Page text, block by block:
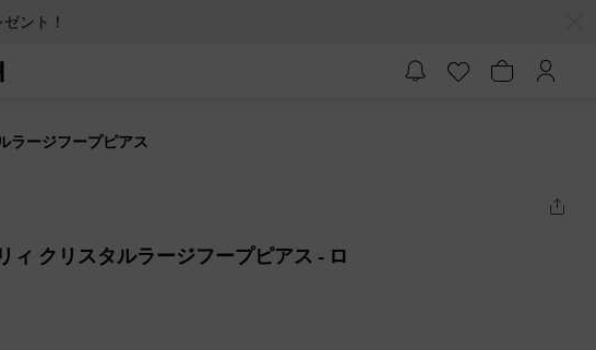
ント！
ラージフープピアス
ィ クリスタルラージフープピアス - ロ